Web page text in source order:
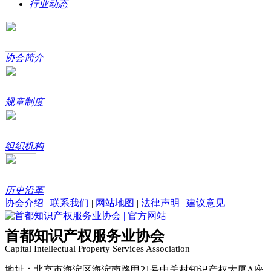
行业动态
协会简介
规章制度
组织机构
历史沿革
协会介绍
联系我们 网站地图 法律声明 建议意见
首都知识产权服务业协会
Capital Intellectual Property Services Association